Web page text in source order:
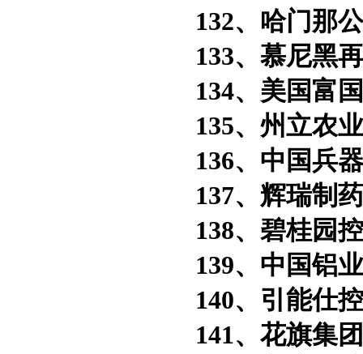
132、哈门那公
133、慕尼黑再
134、美国富国
135、州立农业
136、中国兵器
137、辉瑞制药
138、碧桂园控
139、中国铝业
140、引能仕控
141、花旗集团